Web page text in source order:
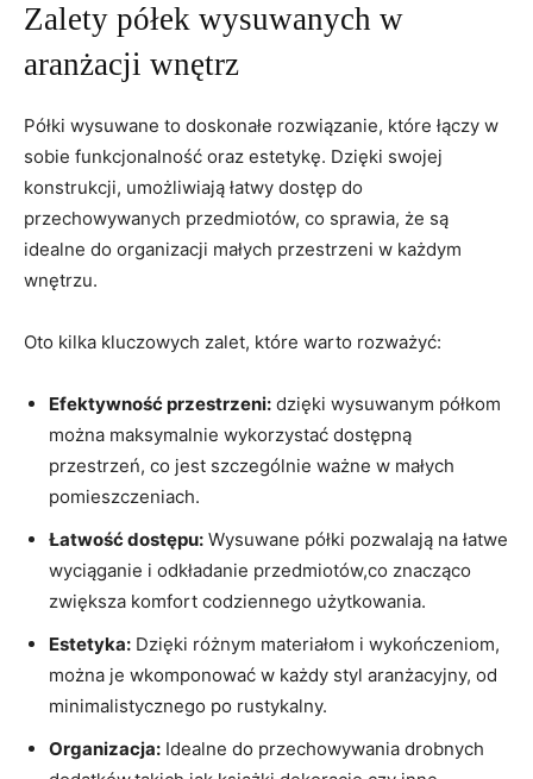
Zalety półek wysuwanych w
aranżacji wnętrz
Półki wysuwane to doskonałe⁣ rozwiązanie, które łączy w
sobie funkcjonalność⁢ oraz estetykę.⁣ Dzięki swojej
konstrukcji, umożliwiają łatwy dostęp do
przechowywanych przedmiotów, co sprawia, że są
⁣idealne do⁢ organizacji małych przestrzeni w każdym
‍wnętrzu.
Oto kilka kluczowych zalet, ‌które ⁢warto rozważyć:
Efektywność‌ przestrzeni: dzięki wysuwanym półkom
można maksymalnie wykorzystać‍ dostępną
przestrzeń, co jest szczególnie ważne w małych
pomieszczeniach.
Łatwość‌ dostępu: Wysuwane półki pozwalają na ​łatwe
wyciąganie i odkładanie‍ przedmiotów,co znacząco⁤
zwiększa komfort ‍codziennego użytkowania.
Estetyka: ⁢Dzięki różnym materiałom i wykończeniom,
można je ‍wkomponować w każdy styl ​aranżacyjny,​ od
⁤minimalistycznego po rustykalny.
Organizacja: Idealne do przechowywania drobnych⁢